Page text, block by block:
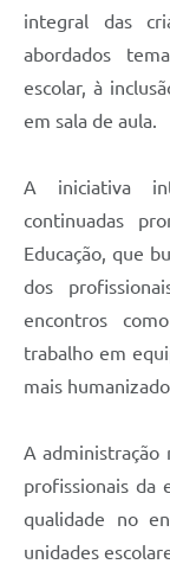
integral das
abordados
escolar, à
em sala de aula.
A iniciativa
continuadas
Educação, que
dos
encontros
trabalho em
mais
A administração
profissionais da
qualidade no
unidades